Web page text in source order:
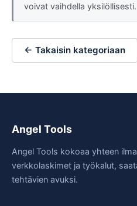
voivat vaihdella yksilöllisesti.
← Takaisin kategoriaan
Angel Tools
Angel Tools kokoaa yhteen
verkkolaskimet ja työkalut,
tehtävien avuksi.